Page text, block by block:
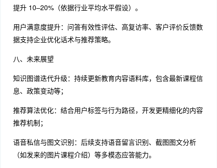
提升 10–20%（依据行业平均水平假设）。
用户满意度提升：问答有效性评估、高复访率、客户评价反馈数
据支持企业优化话术与推荐策略。
八、未来展望
知识图谱迭代升级：持续更新教育内容语料库，包含最新课程信
息、政策变动等；
推荐算法优化：结合用户标签与行为路径，开发更精细化的内容
推荐机制；
语音私信与图文识别：后续支持语音留言识别、截图图文分析
（如发来的图片课程介绍）等多模态应答能力。